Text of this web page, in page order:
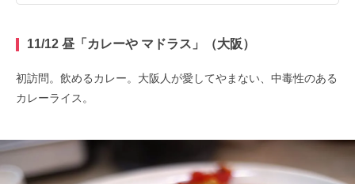
11/12 昼「カレーや マドラス」（大阪）
初訪問。飲めるカレー。大阪人が愛してやまない、中毒性のある
カレーライス。